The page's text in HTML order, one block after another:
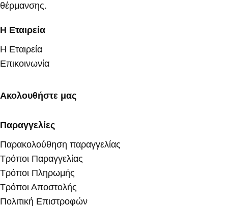
θέρμανσης.
Η Εταιρεία
Η Εταιρεία
Επικοινωνία
Ακολουθήστε μας
Παραγγελίες
Παρακολούθηση παραγγελίας
Τρόποι Παραγγελίας
Τρόποι Πληρωμής
Τρόποι Αποστολής
Πολιτική Επιστροφών